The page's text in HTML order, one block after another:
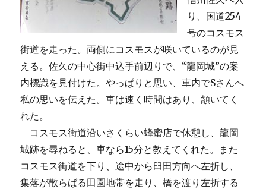
り、国道254
号のコスモス
街道を走った。両側にコスモスが咲いているのが見
える。佐久の中心街中込手前辺りで、“龍岡城”の案
内標識を見付けた。やっぱりと思い、車内でSさんへ
私の思いを伝えた。車は速く時間はあり、頷いてく
れた。
コスモス街道沿いさくらい蜂蜜店で休憩し、龍岡
城跡を尋ねると、車なら15分と教えてくれた。また
コスモス街道を下り、途中から臼田方向へ左折し、
集落が散らばる田園地帯を走り、橋を渡り左折する